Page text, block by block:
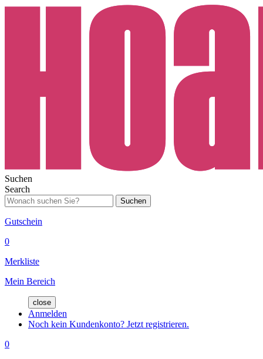
Suchen
Search
Suchen
Gutschein
0
Merkliste
Mein Bereich
close
Anmelden
Noch kein Kundenkonto? Jetzt registrieren.
0